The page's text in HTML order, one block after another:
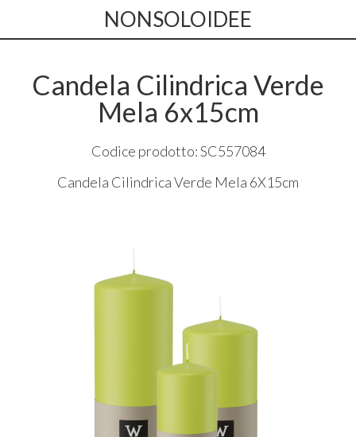
NONSOLOIDEE
Candela Cilindrica Verde
Mela 6x15cm
Codice prodotto: SC557084
Candela Cilindrica Verde Mela 6X15cm